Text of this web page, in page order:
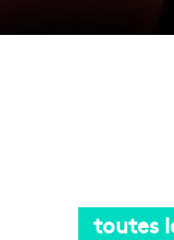
toutes